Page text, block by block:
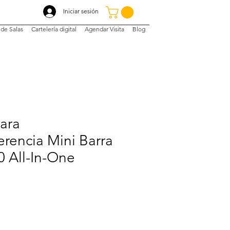
Iniciar sesión
Salas Cartelería digital Agendar Visita Blog
Mini Barra
All-In-One